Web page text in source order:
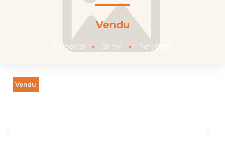
FAIRE GÉRER
NOTRE AGENCE
Vendu
pièce(s) • 59 m² • Réf : 01992
Vendu